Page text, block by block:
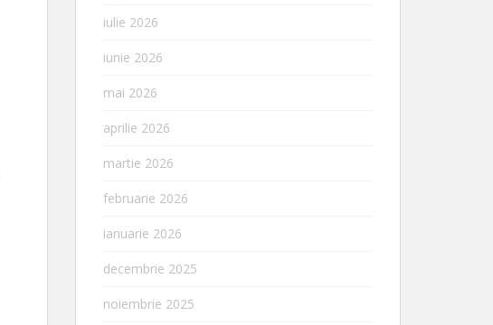
iulie 2026
iunie 2026
mai 2026
aprilie 2026
martie 2026
februarie 2026
ianuarie 2026
decembrie 2025
noiembrie 2025